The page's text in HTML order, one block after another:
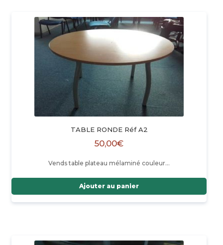
TABLE RONDE Réf A2
50,00€
Vends table plateau mélaminé couleur…
Ajouter au panier